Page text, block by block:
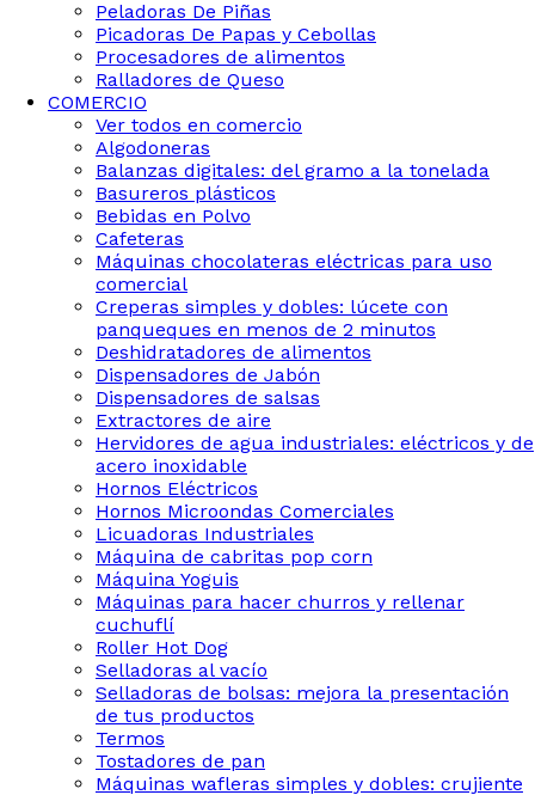
Peladoras De Piñas
Picadoras De Papas y Cebollas
Procesadores de alimentos
Ralladores de Queso
COMERCIO
Ver todos en comercio
Algodoneras
Balanzas digitales: del gramo a la tonelada
Basureros plásticos
Bebidas en Polvo
Cafeteras
Máquinas chocolateras eléctricas para uso
comercial
Creperas simples y dobles: lúcete con
panqueques en menos de 2 minutos
Deshidratadores de alimentos
Dispensadores de Jabón
Dispensadores de salsas
Extractores de aire
Hervidores de agua industriales: eléctricos y de
acero inoxidable
Hornos Eléctricos
Hornos Microondas Comerciales
Licuadoras Industriales
Máquina de cabritas pop corn
Máquina Yoguis
Máquinas para hacer churros y rellenar
cuchuflí
Roller Hot Dog
Selladoras al vacío
Selladoras de bolsas: mejora la presentación
de tus productos
Termos
Tostadores de pan
Máquinas wafleras simples y dobles: crujiente